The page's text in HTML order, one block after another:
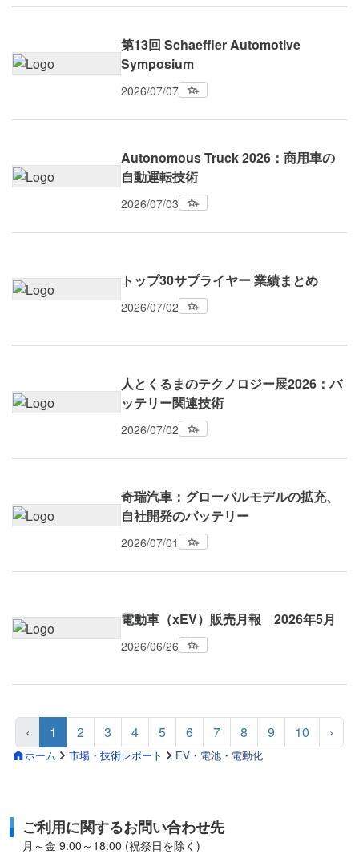
ホーム 市場・技術レポート EV・電池・電動化
第13回 Schaeffler Automotive
Symposium
2026/07/07
Autonomous Truck 2026：商用車の
自動運転技術
2026/07/03
トップ30サプライヤー 業績まとめ
2026/07/02
人とくるまのテクノロジー展2026：バ
ッテリー関連技術
2026/07/02
奇瑞汽車：グローバルモデルの拡充、
自社開発のバッテリー
2026/07/01
電動車（xEV）販売月報 2026年5月
2026/06/26
‹ 1 2 3 4 5 6 7 8 9 10 ›
ご利用に関するお問い合わせ先
月～金 9:00～18:00 (祝祭日を除く)